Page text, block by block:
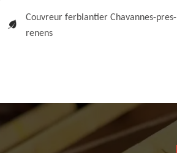
Couvreur ferblantier Chavannes-pres-
renens